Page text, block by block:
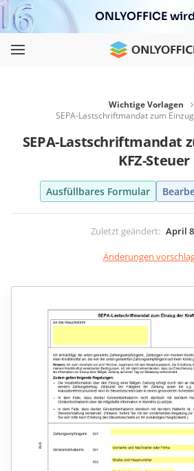
ONLYOFFICE
Wichtige Vorlagen
SEPA-Lastschriftmandat zum
SEPA-Lastschriftmandat
KFZ-Steuer
Ausfüllbares Formular
Zuletzt geändert: April
Änderungen